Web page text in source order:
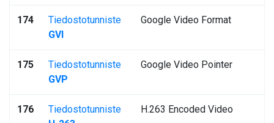
174
Tiedostotunniste
GVI
Google Video Format
175
Tiedostotunniste
GVP
Google Video Pointer
176
Tiedostotunniste
H.263 Encoded Video